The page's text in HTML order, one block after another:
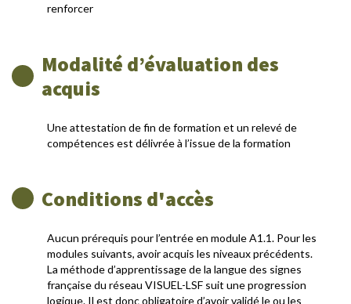
renforcer
Modalité d’évaluation des
acquis
Une attestation de fin de formation et un relevé de
compétences est délivrée à l’issue de la formation
Conditions d'accès
Aucun prérequis pour l’entrée en module A1.1. Pour les
modules suivants, avoir acquis les niveaux précédents.
La méthode d’apprentissage de la langue des signes
française du réseau VISUEL-LSF suit une progression
logique. Il est donc obligatoire d’avoir validé le ou les